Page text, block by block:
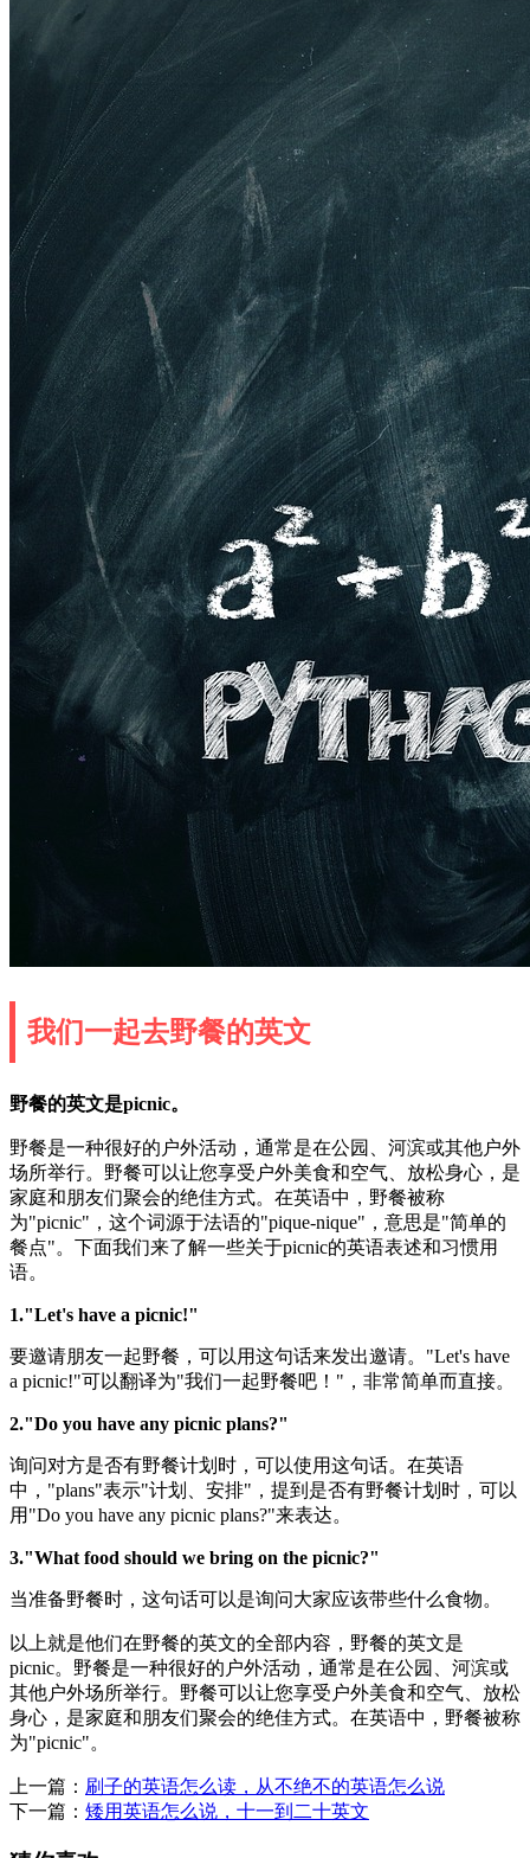
我们一起去野餐的英文
野餐的英文是picnic。
野餐是一种很好的户外活动，通常是在公园、河滨或其他户外
场所举行。野餐可以让您享受户外美食和空气、放松身心，是
家庭和朋友们聚会的绝佳方式。在英语中，野餐被称
为"picnic"，这个词源于法语的"pique-nique"，意思是"简单的
餐点"。下面我们来了解一些关于picnic的英语表述和习惯用
语。
1."Let's have a picnic!"
要邀请朋友一起野餐，可以用这句话来发出邀请。"Let's have
a picnic!"可以翻译为"我们一起野餐吧！"，非常简单而直接。
2."Do you have any picnic plans?"
询问对方是否有野餐计划时，可以使用这句话。在英语
中，"plans"表示"计划、安排"，提到是否有野餐计划时，可以
用"Do you have any picnic plans?"来表达。
3."What food should we bring on the picnic?"
当准备野餐时，这句话可以是询问大家应该带些什么食物。
以上就是他们在野餐的英文的全部内容，野餐的英文是
picnic。野餐是一种很好的户外活动，通常是在公园、河滨或
其他户外场所举行。野餐可以让您享受户外美食和空气、放松
身心，是家庭和朋友们聚会的绝佳方式。在英语中，野餐被称
为"picnic"。
上一篇： 刷子的英语怎么读，从不绝不的英语怎么说
下一篇： 矮用英语怎么说，十一到二十英文